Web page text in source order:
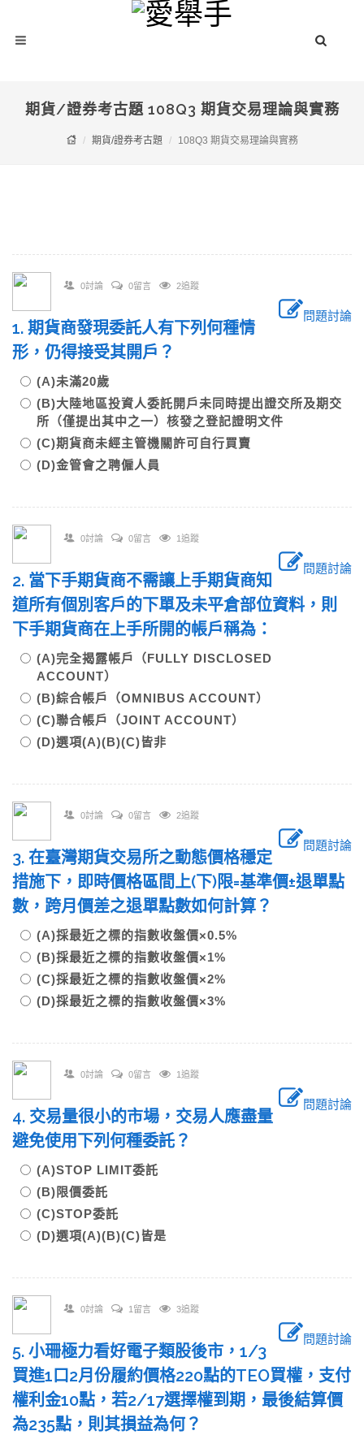
期貨/證券考古題 108Q3 期貨交易理論與實務
期貨/證券考古題 108Q3 期貨交易理論與實務
0討論 0留言 2追蹤
問題討論
1. 期貨商發現委託人有下列何種情
形，仍得接受其開戶？
(A)未滿20歲
(B)大陸地區投資人委託開戶未同時提出證交所及期交
所（僅提出其中之一）核發之登記證明文件
(C)期貨商未經主管機關許可自行買賣
(D)金管會之聘僱人員
0討論 0留言 1追蹤
問題討論
2. 當下手期貨商不需讓上手期貨商知
道所有個別客戶的下單及未平倉部位資料，則
下手期貨商在上手所開的帳戶稱為：
(A)完全揭露帳戶（FULLY DISCLOSED
ACCOUNT）
(B)綜合帳戶（OMNIBUS ACCOUNT）
(C)聯合帳戶（JOINT ACCOUNT）
(D)選項(A)(B)(C)皆非
0討論 0留言 2追蹤
問題討論
3. 在臺灣期貨交易所之動態價格穩定
措施下，即時價格區間上(下)限=基準價±退單點
數，跨月價差之退單點數如何計算？
(A)採最近之標的指數收盤價×0.5%
(B)採最近之標的指數收盤價×1%
(C)採最近之標的指數收盤價×2%
(D)採最近之標的指數收盤價×3%
0討論 0留言 1追蹤
問題討論
4. 交易量很小的市場，交易人應盡量
避免使用下列何種委託？
(A)STOP LIMIT委託
(B)限價委託
(C)STOP委託
(D)選項(A)(B)(C)皆是
0討論 1留言 3追蹤
問題討論
5. 小珊極力看好電子類股後市，1/3
買進1口2月份履約價格220點的TEO買權，支付
權利金10點，若2/17選擇權到期，最後結算價
為235點，則其損益為何？